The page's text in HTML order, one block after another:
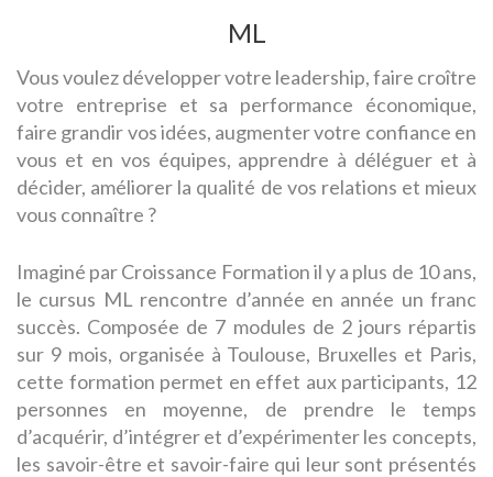
ML
Vous voulez développer votre leadership, faire croître
votre entreprise et sa performance économique,
faire grandir vos idées, augmenter votre confiance en
vous et en vos équipes, apprendre à déléguer et à
décider, améliorer la qualité de vos relations et mieux
vous connaître ?
Imaginé par Croissance Formation il y a plus de 10 ans,
le cursus ML rencontre d’année en année un franc
succès. Composée de 7 modules de 2 jours répartis
sur 9 mois, organisée à Toulouse, Bruxelles et Paris,
cette formation permet en effet aux participants, 12
personnes en moyenne, de prendre le temps
d’acquérir, d’intégrer et d’expérimenter les concepts,
les savoir-être et savoir-faire qui leur sont présentés